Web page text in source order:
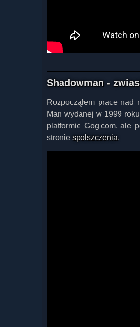
Shadowman -
Rozpocząłem prace nad
Man wydanej w 1999
platformie Gog.com, ale
stronie spolszczenia.